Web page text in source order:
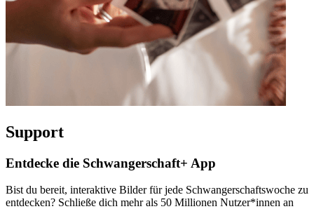
Support
Entdecke die Schwangerschaft+ App
Bist du bereit, interaktive Bilder für jede Schwangerschaftswoche zu
entdecken? Schließe dich mehr als 50 Millionen Nutzer*innen an